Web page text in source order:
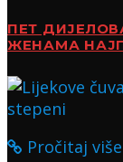
ПЕТ
ЖЕНАМА
Pročitaj više